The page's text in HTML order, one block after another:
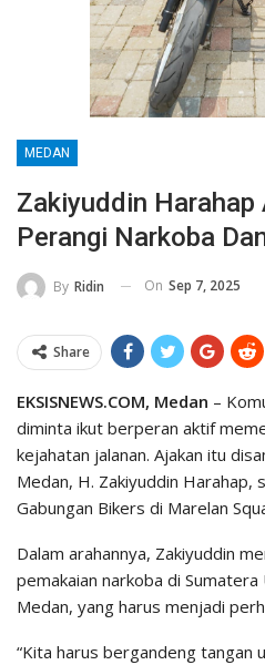
MEDAN
Zakiyuddin Harahap
Perangi Narkoba
By Ridin On Sep 7, 2025
Share
EKSISNEWS.COM, Medan –
diminta ikut berperan aktif
kejahatan jalanan. Ajakan itu
Medan, H. Zakiyuddin Harahap,
Gabungan Bikers di Marelan
Dalam arahannya, Zakiyuddin
pemakaian narkoba di
Medan, yang harus menjadi
“Kita harus bergandeng tangan